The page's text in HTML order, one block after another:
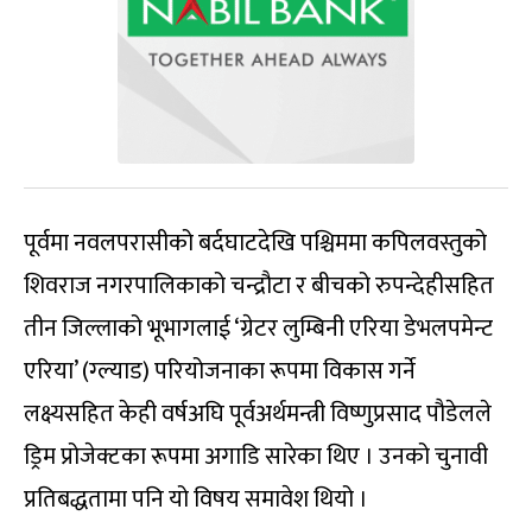
पूर्वमा नवलपरासीको बर्दघाटदेखि पश्चिममा कपिलवस्तुको
शिवराज नगरपालिकाको चन्द्रौटा र बीचको रुपन्देहीसहित
तीन जिल्लाको भूभागलाई ‘ग्रेटर लुम्बिनी एरिया डेभलपमेन्ट
एरिया’ (ग्ल्याड) परियोजनाका रूपमा विकास गर्ने
लक्ष्यसहित केही वर्षअघि पूर्वअर्थमन्त्री विष्णुप्रसाद पौडेलले
ड्रिम प्रोजेक्टका रूपमा अगाडि सारेका थिए । उनको चुनावी
प्रतिबद्धतामा पनि यो विषय समावेश थियो ।